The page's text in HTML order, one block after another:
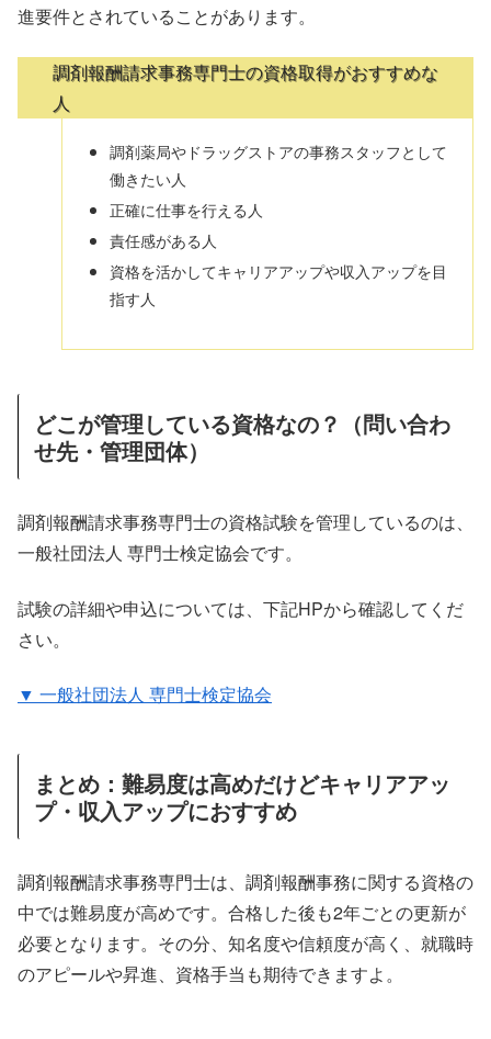
進要件とされていることがあります。
調剤報酬請求事務専門士の資格取得がおすすめな
人
調剤薬局やドラッグストアの事務スタッフとして
働きたい人
正確に仕事を行える人
責任感がある人
資格を活かしてキャリアアップや収入アップを目
指す人
どこが管理している資格なの？（問い合わ
せ先・管理団体）
調剤報酬請求事務専門士の資格試験を管理しているのは、
一般社団法人 専門士検定協会です。
試験の詳細や申込については、下記HPから確認してくだ
さい。
▼ 一般社団法人 専門士検定協会
まとめ：難易度は高めだけどキャリアアッ
プ・収入アップにおすすめ
調剤報酬請求事務専門士は、調剤報酬事務に関する資格の
中では難易度が高めです。合格した後も2年ごとの更新が
必要となります。その分、知名度や信頼度が高く、就職時
のアピールや昇進、資格手当も期待できますよ。